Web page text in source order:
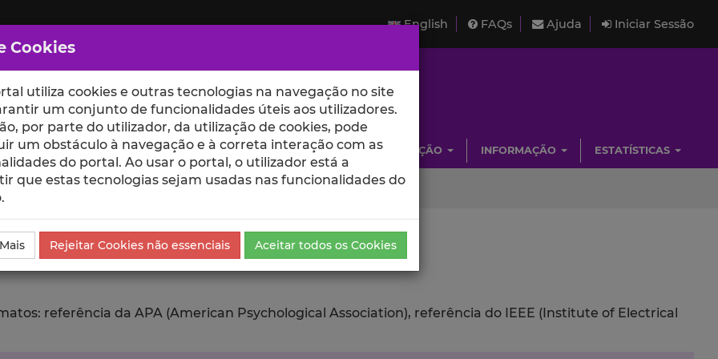
English FAQs Ajuda Iniciar Sessão
ESCOLAS UNIDADES INVESTIGAÇÃO INFORMAÇÃO ESTATÍSTICAS
Comunicação Exportar
referência da APA (American Psychological Association), referência do IEEE (Institute of Electrical
Cookies
utiliza cookies e outras tecnologias na navegação no site
um conjunto de funcionalidades úteis aos utilizadores.
por parte do utilizador, da utilização de cookies, pode
um obstáculo à navegação e à correta interação com as
do portal. Ao usar o portal, o utilizador está a
que estas tecnologias sejam usadas nas funcionalidades do
Rejeitar Cookies não essenciais Aceitar todos os Cookies